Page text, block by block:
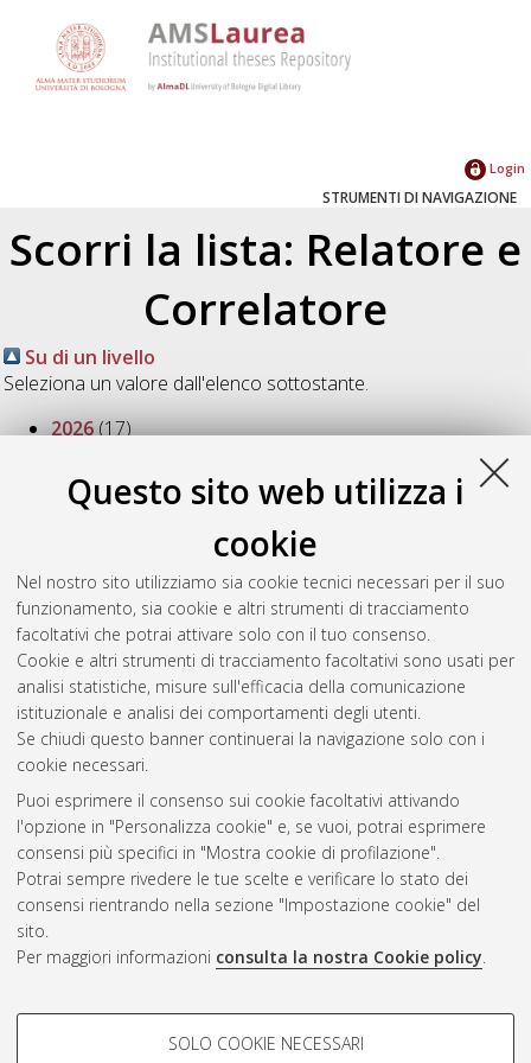
Questo sito web utilizza i
cookie
Nel nostro sito utilizziamo sia cookie tecnici necessari per il suo
funzionamento, sia cookie e altri strumenti di tracciamento
facoltativi che potrai attivare solo con il tuo consenso.
Cookie e altri strumenti di tracciamento facoltativi sono usati per
analisi statistiche, misure sull'efficacia della comunicazione
istituzionale e analisi dei comportamenti degli utenti.
Se chiudi questo banner continuerai la navigazione solo con i
cookie necessari.
Puoi esprimere il consenso sui cookie facoltativi attivando
l'opzione in "Personalizza cookie" e, se vuoi, potrai esprimere
consensi più specifici in "Mostra cookie di profilazione".
Potrai sempre rivedere le tue scelte e verificare lo stato dei
consensi rientrando nella sezione "Impostazione cookie" del
sito.
Per maggiori informazioni consulta la nostra Cookie policy.
COOKIE DI PROFILAZIONE -
SOLO COOKIE NECESSARI
Login
STRUMENTI DI NAVIGAZIONE
Scorri la lista: Relatore e
Correlatore
Su di un livello
Seleziona un valore dall'elenco sottostante.
2026(17)
2024(19)
2023(15)
2020(11)
2019(7)
2018 (3)
2017(1)
2016(1)
2014(1)
Atom
Rss 1.0
Rss 2.0
AMS Laurea
Impostazioni Cookie
Informativa sulla privacy